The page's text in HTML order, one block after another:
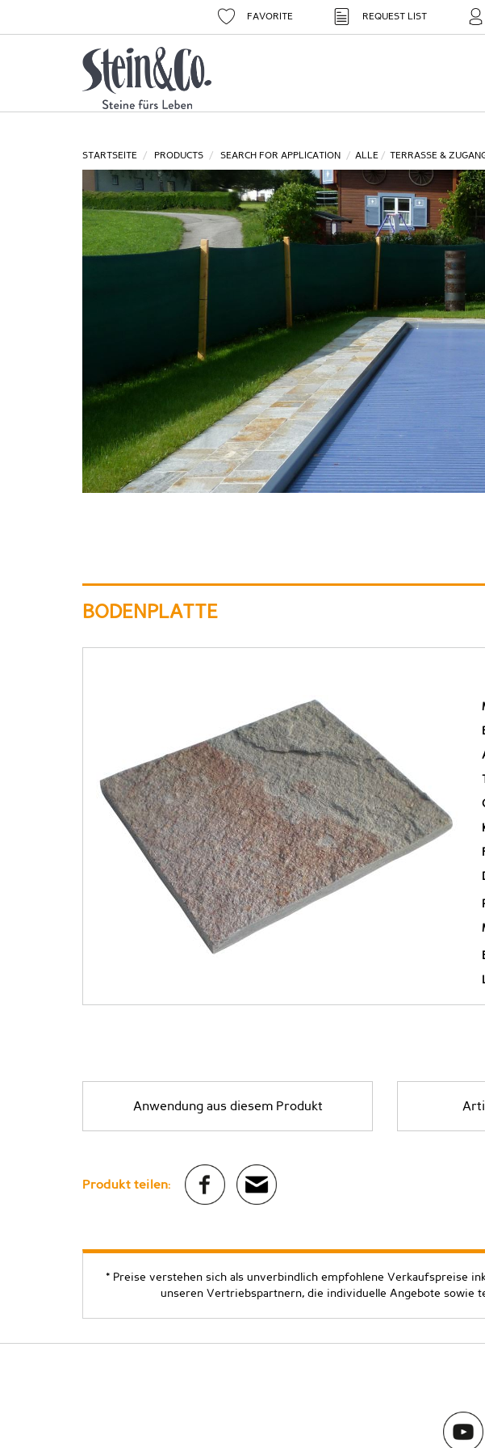
FAVORITE REQUEST LIST
STARTSEITE PRODUCTS SEARCH FOR APPLICATION ALLE TERRASSE &
BODENPLATTE
Anwendung aus diesem Produkt
Produkt teilen:
* Preise verstehen sich als unverbindlich empfohlene Verkaufspreise
unseren Vertriebspartnern, die individuelle Angebote sowie